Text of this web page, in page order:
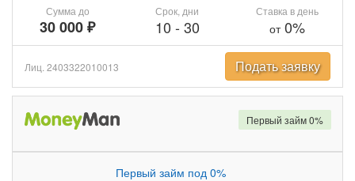
Сумма до
30 000 ₽
Срок, дни
10 - 30
Ставка в день
от0%
Лиц. 2403322010013 Подать заявку
Первый займ под 0%
Первый займ 0%